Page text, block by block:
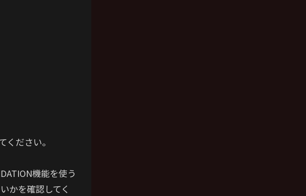
ださい。
機能を使う
かを確認してく